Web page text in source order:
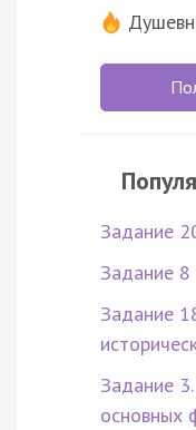
Задание
Задание 8
Задание
Задание
основных